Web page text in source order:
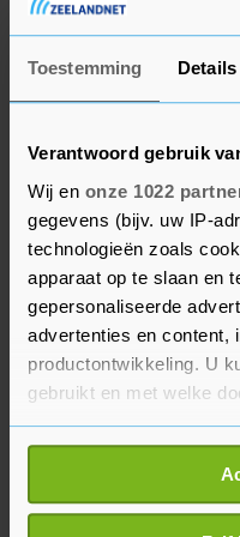
Toestemming Details
Verantwoord gebruik
Wij en onze 1022
gegevens (bijv. uw IP-
technologieën zoals
apparaat op te slaan en
gepersonaliseerde
advertenties en content,
productontwikkeling. U
gebruikt en met welke
Als u het toestaat, willen
Informatie
locatie, die tot een
zeggen dat het over
vruchtbare bodem.
met elkaar
Provincies
De impact zal het
hele intensieve
de zogenoemde
moeten we op zoek
is straks nog weinig
veehouderij. Maar
gebieden."
In januari kijkt ze
de uitwerking van